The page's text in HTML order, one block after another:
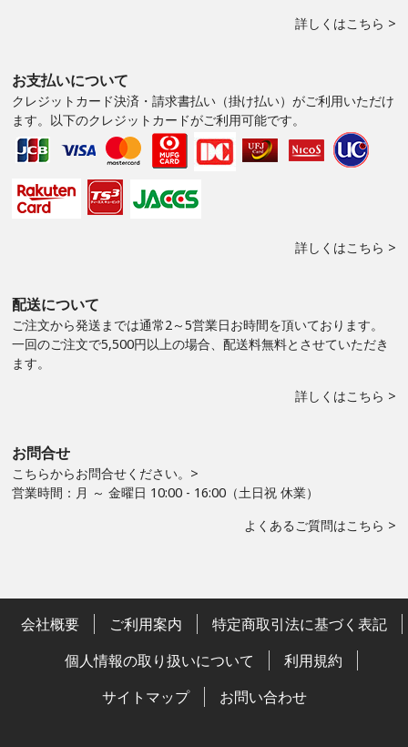
詳しくはこちら >
お支払いについて
クレジットカード決済・請求書払い（掛け払い）がご利用いただけ
ます。以下のクレジットカードがご利用可能です。
詳しくはこちら >
配送について
ご注文から発送までは通常2～5営業日お時間を頂いております。
一回のご注文で5,500円以上の場合、配送料無料とさせていただき
ます。
詳しくはこちら >
お問合せ
こちらからお問合せください。>
営業時間：月 ～ 金曜日 10:00 - 16:00（土日祝 休業）
よくあるご質問はこちら >
会社概要 ご利用案内
特定商取引法に基づく表記
個人情報の取り扱いについて
利用規約
サイトマップ
お問い合わせ